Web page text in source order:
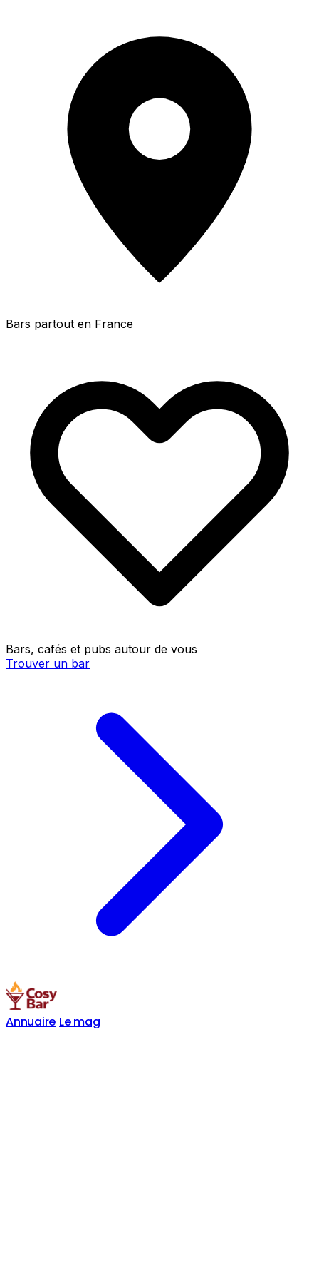
Bars partout en France
Bars, cafés et pubs autour de vous
Trouver un bar
Annuaire Le mag